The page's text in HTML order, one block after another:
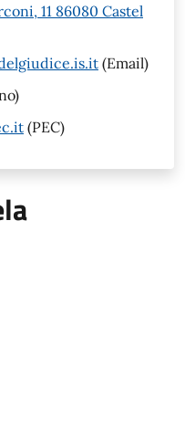
11 86080 Castel
(Email)
(PEC)